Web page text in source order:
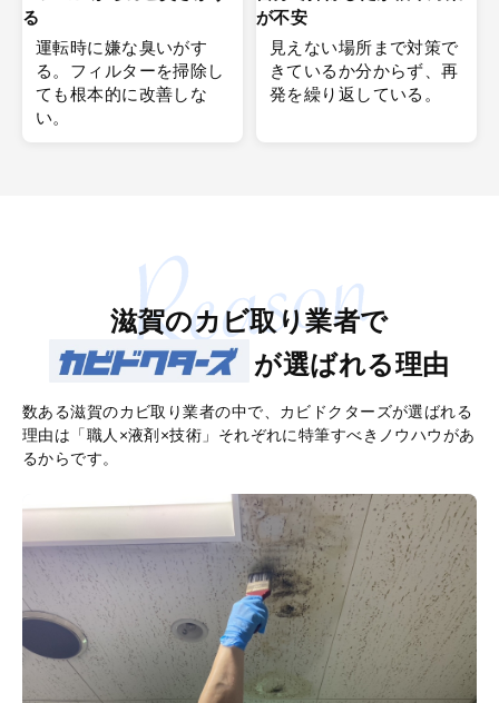
る
運転時に嫌な臭いがす
る。フィルターを掃除し
ても根本的に改善しな
い。
が不安
見えない場所まで対策で
きているか分からず、再
発を繰り返している。
滋賀のカビ取り業者で
が選ばれる理由
数ある滋賀のカビ取り業者の中で、カビドクターズが選ばれる
理由は「職人×液剤×技術」それぞれに特筆すべきノウハウがあ
るからです。